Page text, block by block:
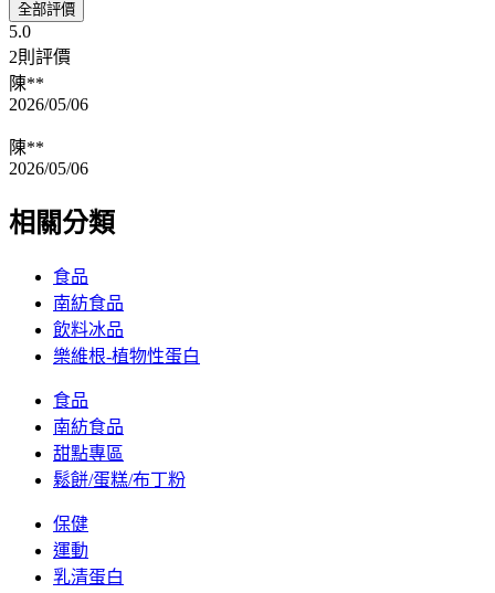
全部評價
5.0
2則評價
陳**
2026/05/06
陳**
2026/05/06
相關分類
食品
南紡食品
飲料冰品
樂維根-植物性蛋白
食品
南紡食品
甜點專區
鬆餅/蛋糕/布丁粉
保健
運動
乳清蛋白